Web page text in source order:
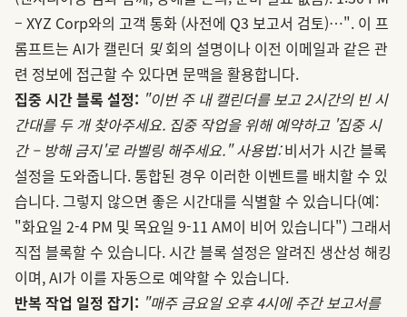
– XYZ Corp와의 고객 통화 (사전에 Q3 보고서 검토)…". 이 프
롬프트는 AI가 캘린더 및회의 설명이나 이전 이메일과 같은 관
련 정보에 접근할 수 있다면 문맥을 활용합니다.
집중 시간 블록 설정: "이번 주 내 캘린더를 보고 2시간의 빈 시
간대를 두 개 찾아주세요. 집중 작업을 위해 예약하고 '집중 시
간 – 방해 금지'로 라벨링 해주세요." 사용법:비서가 시간 블록
설정을 도와줍니다. 통합된 경우 이러한 이벤트를 배치할 수 있
습니다. 그렇지 않으면 좋은 시간대를 식별할 수 있습니다(예:
"화요일 2-4 PM 및 목요일 9-11 AM이 비어 있습니다") 그래서
직접 블록할 수 있습니다. 시간 블록 설정은 알려진 생산성 해킹
이며, AI가 이를 자동으로 예약할 수 있습니다.
반복 작업 일정 잡기: "매주 금요일 오후 4시에 주간 보고서를